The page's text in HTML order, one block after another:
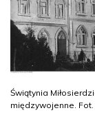
Świątynia
międzywojenne. Fot.